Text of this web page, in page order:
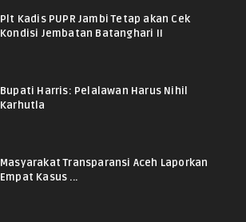
Plt Kadis PUPR Jambi Tetap akan Cek
Kondisi Jembatan Batanghari II
Bupati Harris: Pelalawan Harus Nihil
Karhutla
Masyarakat Transparansi Aceh Laporkan
Empat Kasus ...